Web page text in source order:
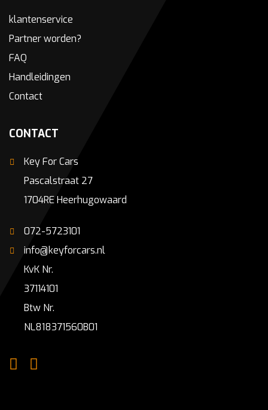
klantenservice
Partner worden?
FAQ
Handleidingen
Contact
CONTACT
Key For Cars
Pascalstraat 27
1704RE Heerhugowaard
072-5723101
info@keyforcars.nl
KvK Nr.
37114101
Btw Nr.
NL818371560B01